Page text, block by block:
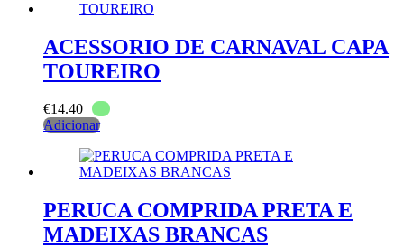
ACESSORIO DE CARNAVAL CAPA
TOUREIRO
€14.40
Adicionar
PERUCA COMPRIDA PRETA E
MADEIXAS BRANCAS